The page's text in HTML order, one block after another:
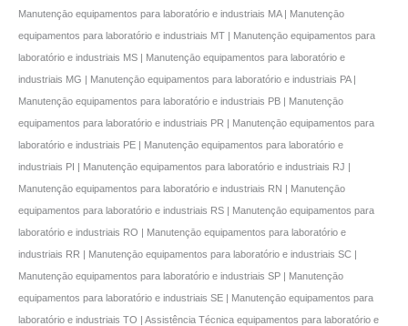
Manutençāo equipamentos para laboratório e industriais MA | Manutençāo
equipamentos para laboratório e industriais MT | Manutençāo equipamentos para
laboratório e industriais MS | Manutençāo equipamentos para laboratório e
industriais MG | Manutençāo equipamentos para laboratório e industriais PA |
Manutençāo equipamentos para laboratório e industriais PB | Manutençāo
equipamentos para laboratório e industriais PR | Manutençāo equipamentos para
laboratório e industriais PE | Manutençāo equipamentos para laboratório e
industriais PI | Manutençāo equipamentos para laboratório e industriais RJ |
Manutençāo equipamentos para laboratório e industriais RN | Manutençāo
equipamentos para laboratório e industriais RS | Manutençāo equipamentos para
laboratório e industriais RO | Manutençāo equipamentos para laboratório e
industriais RR | Manutençāo equipamentos para laboratório e industriais SC |
Manutençāo equipamentos para laboratório e industriais SP | Manutençāo
equipamentos para laboratório e industriais SE | Manutençāo equipamentos para
laboratório e industriais TO | Assistência Técnica equipamentos para laboratório e